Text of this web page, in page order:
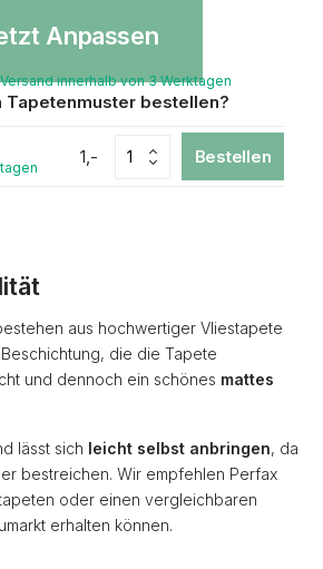
Anpassen
innerhalb von 3 Werktagen
Tapetenmuster bestellen?
1,- Bestellen
aus hochwertiger Vliestapete
Beschichtung, die die Tapete
und dennoch ein schönes mattes
lässt sich leicht selbst anbringen, da
bestreichen. Wir empfehlen Perfax
oder einen vergleichbaren
erhalten können.